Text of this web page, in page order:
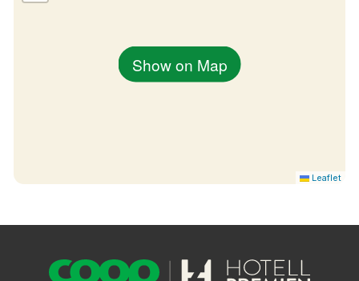
Show on Map
Leaflet